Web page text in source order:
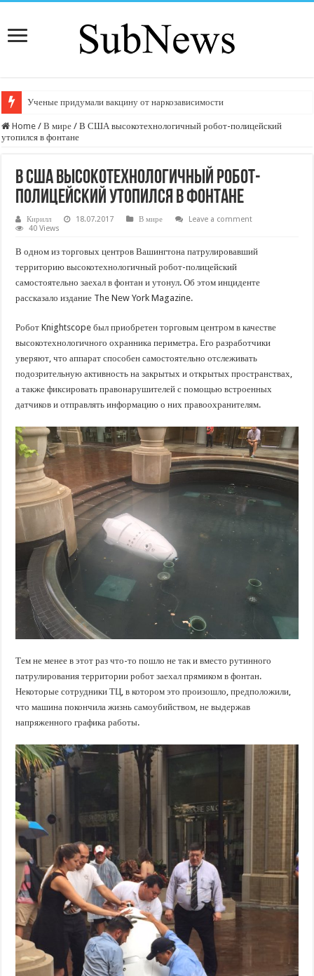
Ученые придумали вакцину от наркозависимости
Home / В мире / В США высокотехнологичный робот-полицейский
утопился в фонтане
В США высокотехнологичный робот-
полицейский утопился в фонтане
Кирилл 18.07.2017 В мире
Leave a comment
40 Views
В одном из торговых центров Вашингтона патрулировавший
территорию высокотехнологичный робот-полицейский
самостоятельно заехал в фонтан и утонул. Об этом инциденте
рассказало издание The New York Magazine.
Робот Knightscope был приобретен торговым центром в качестве
высокотехнологичного охранника периметра. Его разработчики
уверяют, что аппарат способен самостоятельно отслеживать
подозрительную активность на закрытых и открытых пространствах,
а также фиксировать правонарушителей с помощью встроенных
датчиков и отправлять информацию о них правоохранителям.
Тем не менее в этот раз что-то пошло не так и вместо рутинного
патрулирования территории робот заехал прямиком в фонтан.
Некоторые сотрудники ТЦ, в котором это произошло, предположили,
что машина покончила жизнь самоубийством, не выдержав
напряженного графика работы.